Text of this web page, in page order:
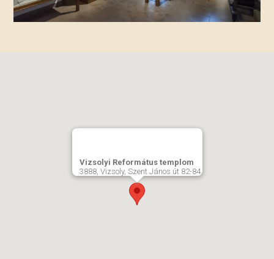
Vizsolyi Református templom
3888, Vizsoly, Szent János út 82-84.